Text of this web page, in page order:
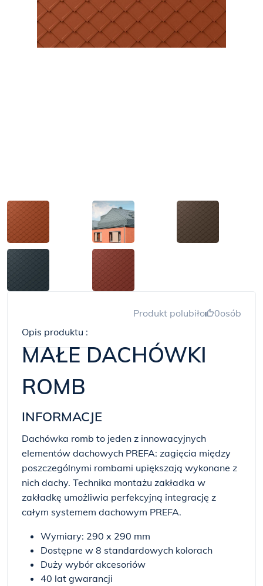
Produkt polubiło 0osób
Opis produktu :
MAŁE DACHÓWKI
ROMB
INFORMACJE
Dachówka romb to jeden z innowacyjnych
elementów dachowych PREFA: zagięcia między
poszczególnymi rombami upiększają wykonane z
nich dachy. Technika montażu zakładka w
zakładkę umożliwia perfekcyjną integrację z
całym systemem dachowym PREFA.
Wymiary: 290 x 290 mm
Dostępne w 8 standardowych kolorach
Duży wybór akcesoriów
40 lat gwarancji